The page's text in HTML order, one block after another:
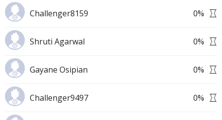
Challenger8159 0%
Shruti Agarwal 0%
Gayane Osipian 0%
Challenger9497 0%